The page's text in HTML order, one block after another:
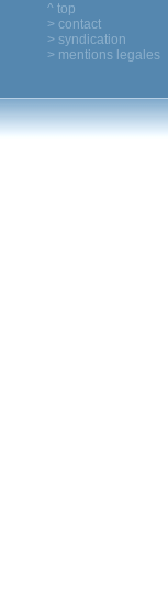
^ top
> contact
> syndication
> mentions legales